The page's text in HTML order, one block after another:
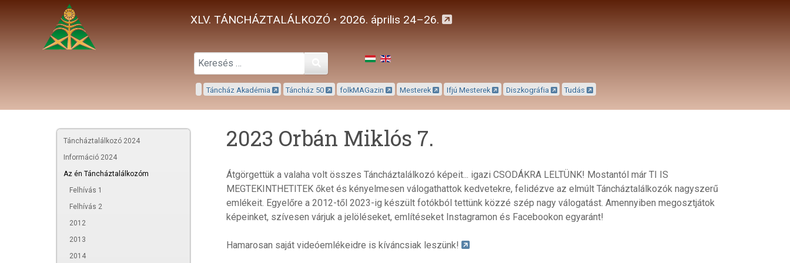
XLV. TÁNCHÁZTALÁLKOZÓ • 2026. április 24–26.
Keresés
Táncház Akadémia Táncház 50 folkMAGazin Mesterek Ifjú Mesterek Diszkográfia Tudás
Táncháztalálkozó 2024
Információ 2024
Az én Táncháztalálkozóm
Felhívás 1
Felhívás 2
2012
2013
2014
2023 Orbán Miklós 7.
Átgörgettük a valaha volt összes Táncháztalálkozó képeit... igazi CSODÁKRA LELTÜNK! Mostantól már TI IS
MEGTEKINTHETITEK őket és kényelmesen válogathattok kedvetekre, felidézve az elmúlt Táncháztalálkozók nagyszerű
emlékeit. Egyelőre a 2012-től 2023-ig készült fotókból tettünk közzé szép nagy válogatást. Amennyiben megosztjátok
képeinket, szívesen várjuk a jelöléseket, említéseket Instagramon és Facebookon egyaránt!
Hamarosan saját videóemlékeidre is kíváncsiak leszünk!